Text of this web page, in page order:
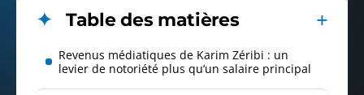
Table des matières
Revenus médiatiques de Karim Zéribi : un
levier de notoriété plus qu’un salaire principal